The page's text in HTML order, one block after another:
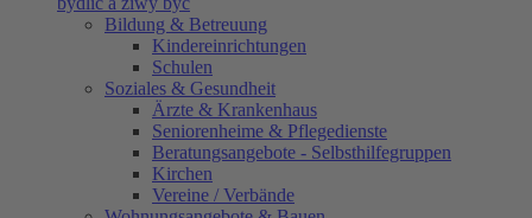
Bildung & Betreuung
Kindereinrichtungen
Schulen
Soziales & Gesundheit
Ärzte & Krankenhaus
Seniorenheime & Pflegedienste
Beratungsangebote - Selbsthilfegruppen
Kirchen
Vereine / Verbände